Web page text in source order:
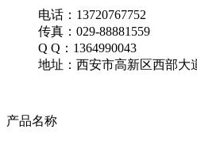
电话：13720767752
传真：029-88881559
Q Q：1364990043
地址：西安市高新区西部大
产品名称